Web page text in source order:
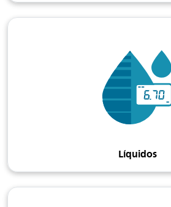
Líquidos